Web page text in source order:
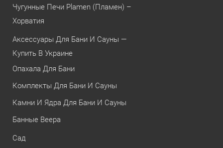
Чугунные Печи Plamen (Пламен) –
Хорватия
Аксессуары Для Бани И Сауны —
Купить В Украине
Опахала Для Бани
Комплекты Для Бани И Сауны
Камни И Ядра Для Бани И Сауны
Банные Веера
Сад